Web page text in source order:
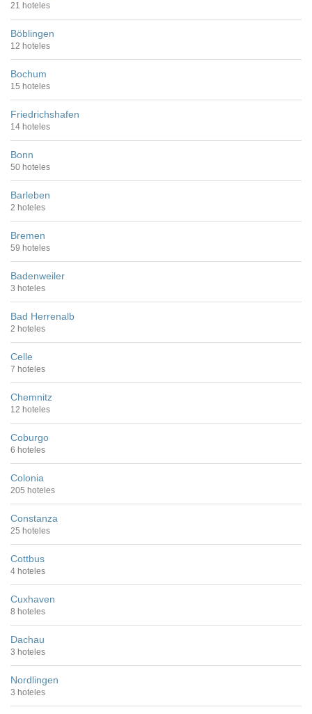
21 hoteles
Böblingen
12 hoteles
Bochum
15 hoteles
Friedrichshafen
14 hoteles
Bonn
50 hoteles
Barleben
2 hoteles
Bremen
59 hoteles
Badenweiler
3 hoteles
Bad Herrenalb
2 hoteles
Celle
7 hoteles
Chemnitz
12 hoteles
Coburgo
6 hoteles
Colonia
205 hoteles
Constanza
25 hoteles
Cottbus
4 hoteles
Cuxhaven
8 hoteles
Dachau
3 hoteles
Nordlingen
3 hoteles